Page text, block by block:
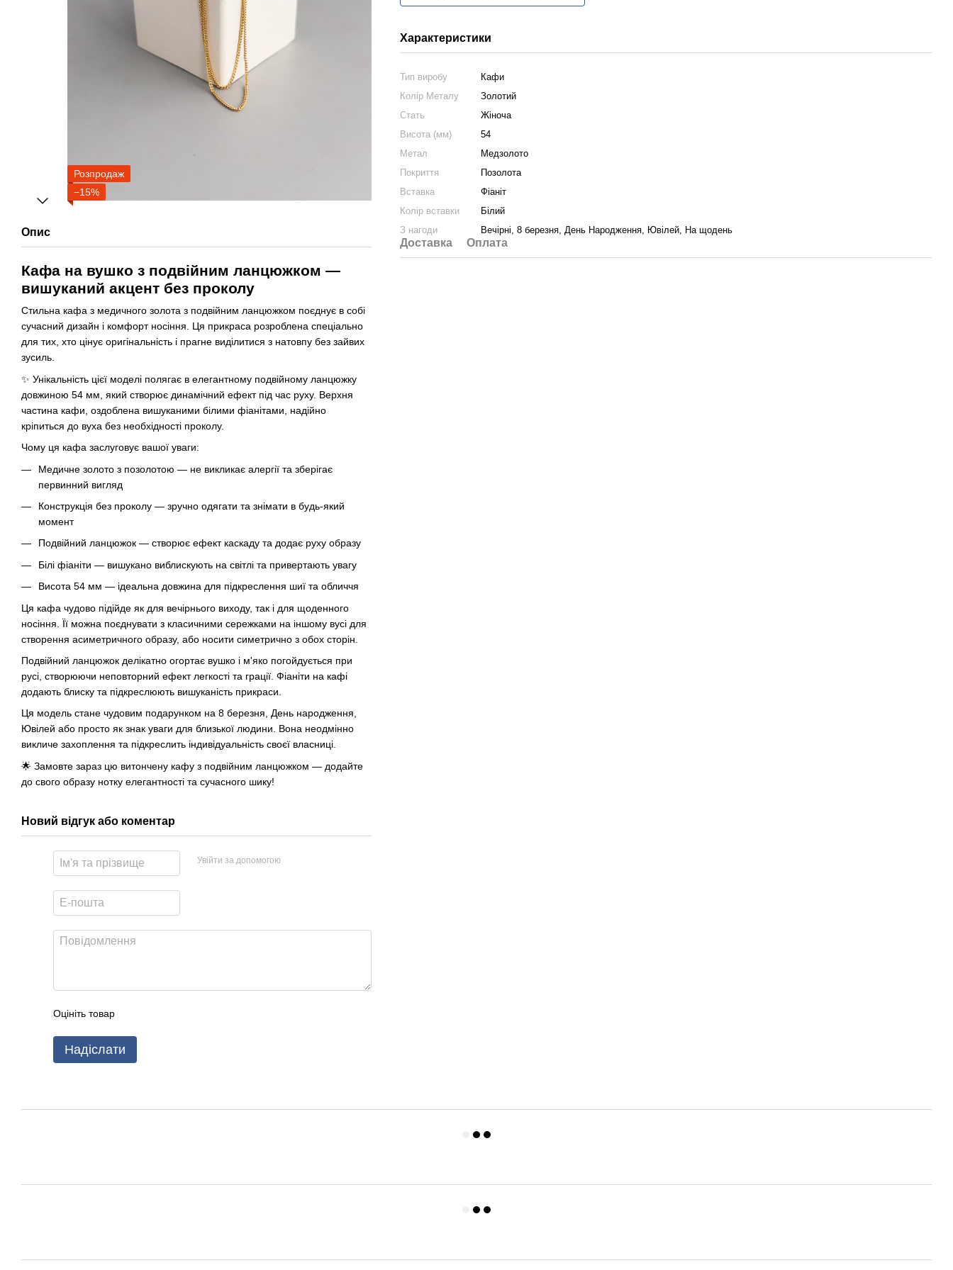
Розпродаж
−15%
Опис
Кафа на вушко з подвійним ланцюжком —
вишуканий акцент без проколу
Стильна кафа з медичного золота з подвійним ланцюжком поєднує в собі
сучасний дизайн і комфорт носіння. Ця прикраса розроблена спеціально
для тих, хто цінує оригінальність і прагне виділитися з натовпу без зайвих
зусиль.
✨ Унікальність цієї моделі полягає в елегантному подвійному ланцюжку
довжиною 54 мм, який створює динамічний ефект під час руху. Верхня
частина кафи, оздоблена вишуканими білими фіанітами, надійно
кріпиться до вуха без необхідності проколу.
Чому ця кафа заслуговує вашої уваги:
Медичне золото з позолотою — не викликає алергії та зберігає
первинний вигляд
Конструкція без проколу — зручно одягати та знімати в будь-який
момент
Подвійний ланцюжок — створює ефект каскаду та додає руху образу
Білі фіаніти — вишукано виблискують на світлі та привертають увагу
Висота 54 мм — ідеальна довжина для підкреслення шиї та обличчя
Ця кафа чудово підійде як для вечірнього виходу, так і для щоденного
носіння. Її можна поєднувати з класичними сережками на іншому вусі для
створення асиметричного образу, або носити симетрично з обох сторін.
Подвійний ланцюжок делікатно огортає вушко і м'яко погойдується при
русі, створюючи неповторний ефект легкості та грації. Фіаніти на кафі
додають блиску та підкреслюють вишуканість прикраси.
Ця модель стане чудовим подарунком на 8 березня, День народження,
Ювілей або просто як знак уваги для близької людини. Вона неодмінно
викличе захоплення та підкреслить індивідуальність своєї власниці.
🌟 Замовте зараз цю витончену кафу з подвійним ланцюжком — додайте
до свого образу нотку елегантності та сучасного шику!
Новий відгук або коментар
Увійти за допомогою
Оцініть товар
Надіслати
Характеристики
Тип виробу
Кафи
Колір Металу
Золотий
Стать
Жіноча
Висота (мм)
54
Метал
Медзолото
Покриття
Позолота
Вставка
Фіаніт
Колір вставки
Білий
З нагоди
Вечірні, 8 березня, День Народження, Ювілей, На щодень
Доставка Оплата